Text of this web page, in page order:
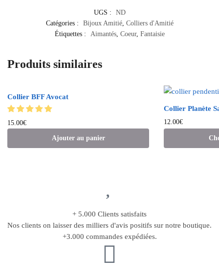
UGS :
ND
Catégories :
Bijoux Amitié, Colliers d'Amitié
Étiquettes :
Aimantés, Coeur, Fantaisie
Produits similaires
Collier BFF Avocat
15.00€
Ajouter au panier
Collier Planète
12.00€
+ 5.000 Clients satisfaits
Nos clients on laisser des milliers d'avis positifs sur notre boutique.
+3.000 commandes expédiées.